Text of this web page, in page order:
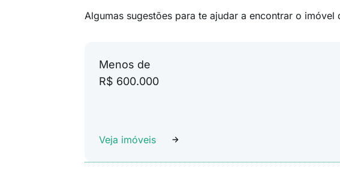
Algumas sugestões para te ajudar a encontrar o imóvel
Menos de
R$ 600.000
Veja imóveis